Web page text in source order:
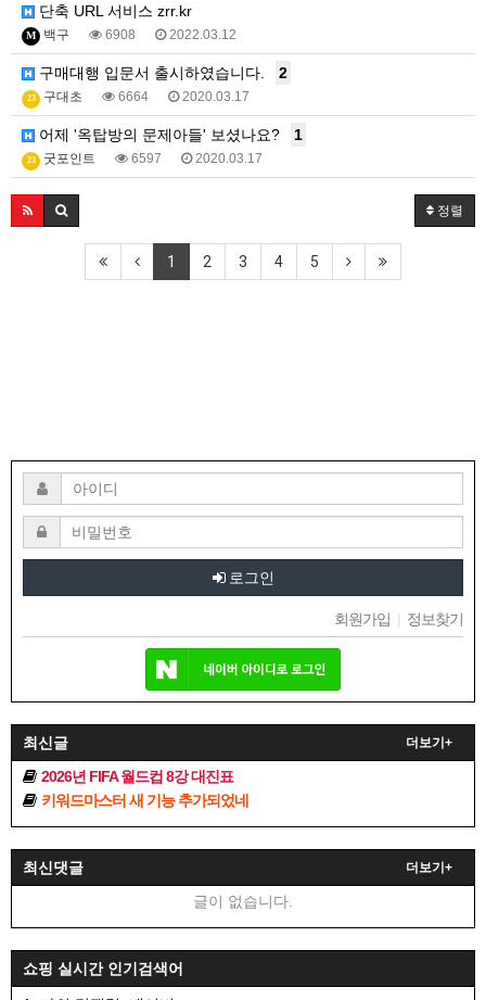
단축 URL 서비스 zrr.kr
M 백구 6908 2022.03.12
구매대행 입문서 출시하였습니다. 2
23 구대초 6664 2020.03.17
어제 '옥탑방의 문제아들' 보셨나요? 1
23 굿포인트 6597 2020.03.17
정렬
1 2 3 4 5
로그인
회원가입 | 정보찾기
최신글 더보기+
2026년 FIFA 월드컵 8강 대진표
키워드마스터 새 기능 추가되었네
최신댓글 더보기+
글이 없습니다.
쇼핑 실시간 인기검색어